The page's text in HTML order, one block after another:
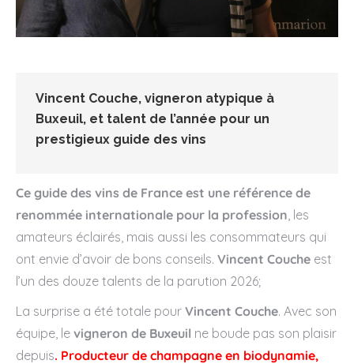
Vincent Couche, vigneron atypique à
Buxeuil, et talent de l’année pour un
prestigieux guide des vins
Ce guide des vins de France est une référence de
renommée internationale pour la profession, les
amateurs éclairés, mais aussi les consommateurs qui
ont envie d’avoir de bons conseils. Vincent Couche est
l’un des douze talents de la parution 2026;
La surprise a été totale pour Vincent Couche. Avec son
équipe, le vigneron de Buxeuil ne boude pas son plaisir
depuis. Producteur de champagne en biodynamie,